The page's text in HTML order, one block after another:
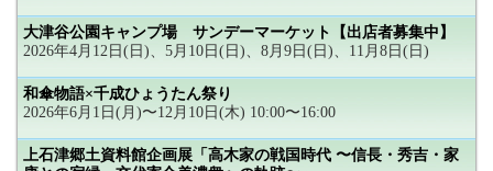
大津谷公園キャンプ場 サンデーマーケット【出店者募集中】
2026年4月12日(日)、5月10日(日)、8月9日(日)、11月8日(日)
和傘物語×千成ひょうたん祭り
2026年6月1日(月)〜12月10日(木) 10:00〜16:00
上石津郷土資料館企画展「高木家の戦国時代 〜信長・秀吉・家